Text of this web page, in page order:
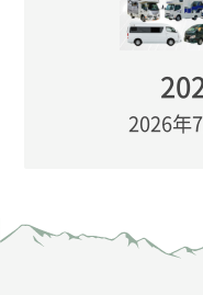
2026年